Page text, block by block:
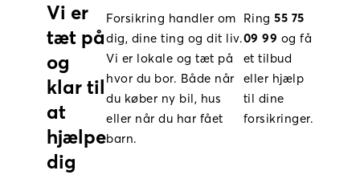
Vi er
tæt på
og
klar til
at
hjælpe
dig
Forsikring handler om
dig, dine ting og dit liv.
Vi er lokale og tæt på
hvor du bor. Både når
du køber ny bil, hus
eller når du har fået
barn.
Ring 55 75
09 99 og få
et tilbud
eller hjælp
til dine
forsikringer.